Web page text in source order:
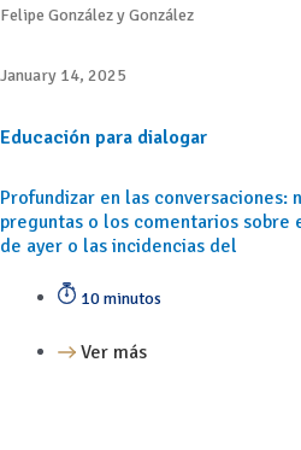
Felipe González y González
January 14, 2025
Educación para dialogar
Profundizar en las conversaciones:
preguntas o los comentarios sobre
de ayer o las incidencias del
10 minutos
Ver más